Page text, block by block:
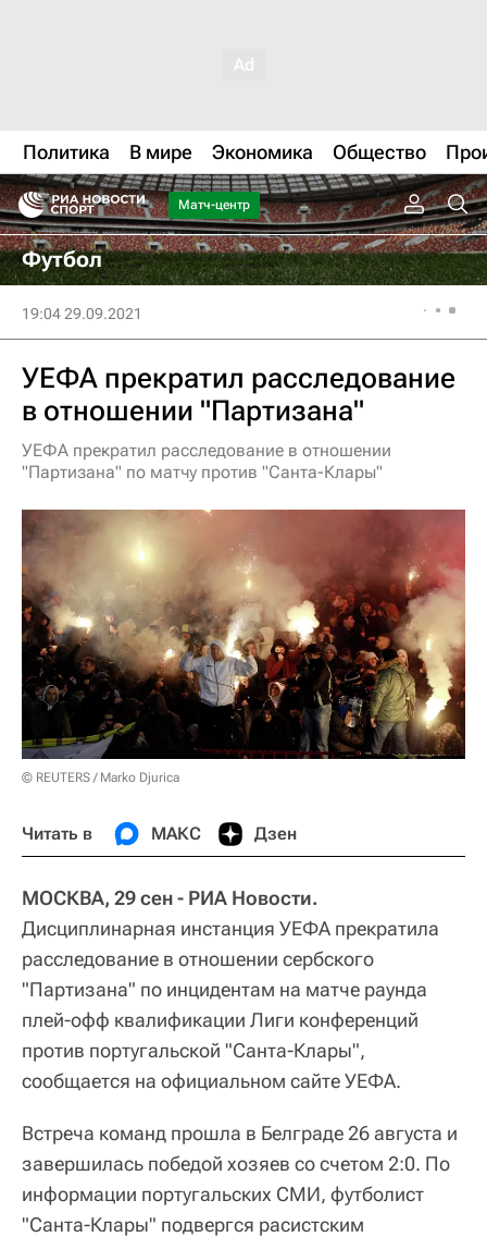
Политика В мире Экономика Общество
Матч-центр
Футбол
19:04 29.09.2021
УЕФА прекратил расследование
в отношении "Партизана"
УЕФА прекратил расследование в отношении
"Партизана" по матчу против "Санта-Клары"
© REUTERS / Marko Djurica
Читать в МАКС Дзен
МОСКВА, 29 сен - РИА Новости.
Дисциплинарная инстанция УЕФА прекратила
расследование в отношении сербского
"Партизана" по инцидентам на матче раунда
плей-офф квалификации Лиги конференций
против португальской "Санта-Клары",
сообщается на официальном сайте УЕФА.
Встреча команд прошла в Белграде 26 августа и
завершилась победой хозяев со счетом 2:0. По
информации португальских СМИ, футболист
"Санта-Клары" подвергся расистским